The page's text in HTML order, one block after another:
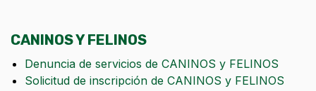
CANINOS Y FELINOS
Denuncia de servicios de CANINOS y FELINOS
Solicitud de inscripción de CANINOS y FELINOS